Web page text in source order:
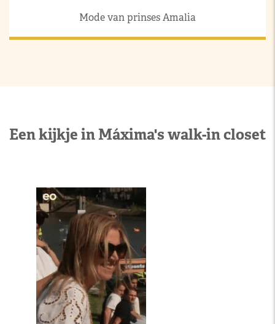
Mode van prinses Amalia
Een kijkje in Máxima's walk-in closet